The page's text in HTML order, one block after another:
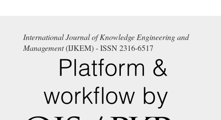
International Journal of Knowledge Engineering and
Management(IJKEM) - ISSN 2316-6517